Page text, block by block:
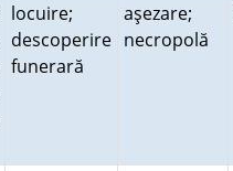
locuire;
descoperire
funerară
aşezare;
necropolă